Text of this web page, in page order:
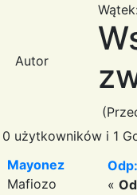
Autor
0 użytkowników i 1
Mayonez
Mafiozo
«